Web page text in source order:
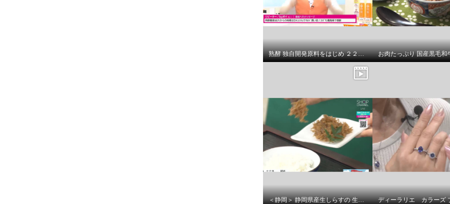
熟酵 独自開発原料をはじめ ２２０種類の美容成分配合 ハリツヤケア＆保湿！ 新ビタミックス ローションＤＸ デビュー３本セット
＜静岡＞ 静岡県産生しらすの 生姜くぎ煮